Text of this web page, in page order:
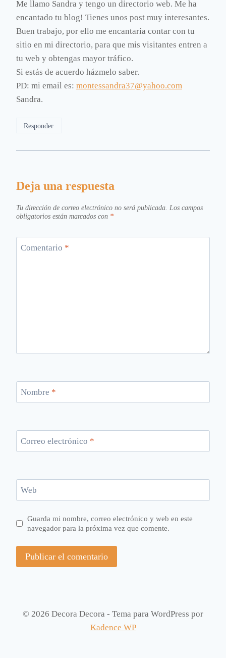
Me llamo Sandra y tengo un directorio web. Me ha
encantado tu blog! Tienes unos post muy interesantes.
Buen trabajo, por ello me encantaría contar con tu
sitio en mi directorio, para que mis visitantes entren a
tu web y obtengas mayor tráfico.
Si estás de acuerdo házmelo saber.
PD: mi email es: montessandra37@yahoo.com
Sandra.
Responder
Deja una respuesta
Tu dirección de correo electrónico no será publicada. Los campos
obligatorios están marcados con *
Comentario *
Nombre *
Correo electrónico *
Web
Guarda mi nombre, correo electrónico y web en este
navegador para la próxima vez que comente.
© 2026 Decora Decora - Tema para WordPress por
Kadence WP